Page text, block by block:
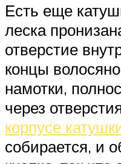
Есть еще
леска
отверстие
концы
намотки,
через
корпусе
собирается, и